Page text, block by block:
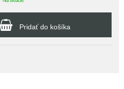
Pridať do košíka